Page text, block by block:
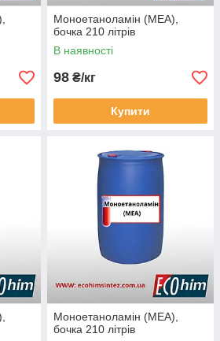
Моноетаноламін (МЕА),
бочка 210 літрів
В наявності
98 ₴/кг
Купити
Моноетаноламін (МЕА),
бочка 210 літрів